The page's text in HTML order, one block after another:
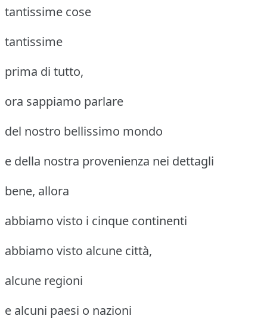
tantissime cose
tantissime
prima di tutto,
ora sappiamo parlare
del nostro bellissimo mondo
e della nostra provenienza nei dettagli
bene, allora
abbiamo visto i cinque continenti
abbiamo visto alcune città,
alcune regioni
e alcuni paesi o nazioni